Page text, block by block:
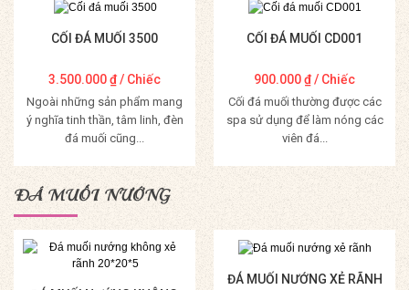
CỐI ĐÁ MUỐI 3500
3.500.000₫/ Chiếc
Ngoài những sản phẩm mang
ý nghĩa tinh thần, tâm linh, đèn
đá muối cũng...
Mua Hàng
CỐI ĐÁ MUỐI CD001
900.000₫/ Chiếc
Cối đá muối thường được các
spa sử dụng để làm nóng các
viên đá...
Mua Hàng
ĐÁ MUỐI NƯỚNG
ĐÁ MUỐI NƯỚNG XẺ RÃNH